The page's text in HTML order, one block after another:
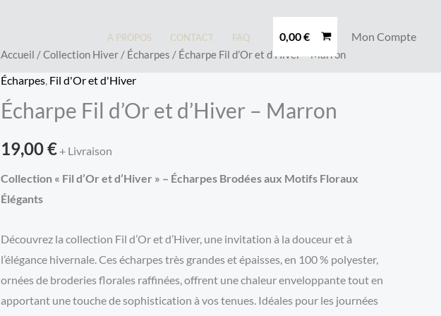
A PROPOS CONTACT FAQ 0,00€ Mon Compte
Accueil /Collection Hiver / Écharpes / Écharpe Fil d’Or et d’Hiver – Marron
Écharpes Fil d'Or et d'Hiver
Écharpe Fil d’Or et d’Hiver – Marron
19,00€ + Livraison
Collection « Fil d’Or et d’Hiver » – Écharpes Brodées aux Motifs Floraux
Élégants
Découvrez la collection Fil d’Or et d’Hiver, une invitation à la douceur et à
l’élégance hivernale. Ces écharpes très grandes et épaisses, en 100 % polyester,
ornées de broderies florales raffinées, offrent une chaleur enveloppante tout en
apportant une touche de sophistication à vos tenues. Idéales pour les journées